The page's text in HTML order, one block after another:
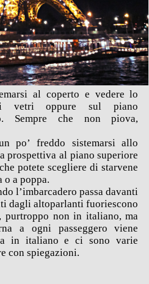
al coperto e vedere lo
i vetri oppure sul piano
Sempre che non piova,
po’ freddo sistemarsi allo
prospettiva al piano superiore
potete scegliere di starvene
o a poppa.
l’imbarcadero passa davanti
dagli altoparlanti fuoriescono
purtroppo non in italiano, ma
a ogni passeggero viene
in italiano e ci sono varie
con spiegazioni.